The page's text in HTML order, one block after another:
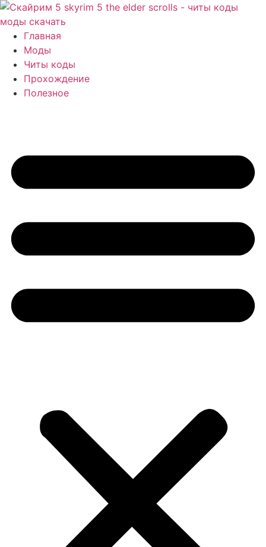
Перейти
к
содержимому
Главная
Моды
Читы коды
Прохождение
Полезное